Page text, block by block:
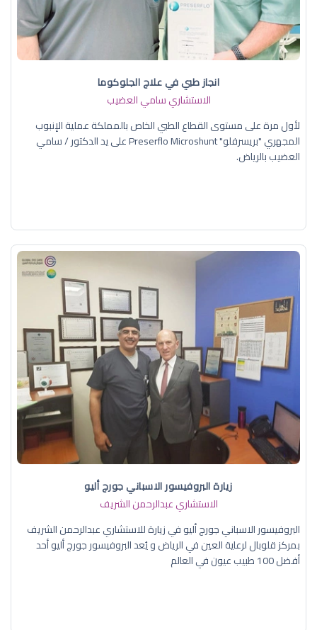
انجاز طبي في علاج الجلوكوما
الاستشاري سامي العضيب
لأول مرة على مستوى القطاع الطبي الخاص بالمملكة عملية الإنبوب
المجهري "بريسرفلو" Preserflo Microshunt على يد الدكتور / سامي
العضيب بالرياض.
زيارة البروفيسور الاسباني جورج أليو
الاستشاري عبدالرحمن الشريف
البروفيسور الاسباني جورج أليو في زيارة للاستشاري عبدالرحمن الشريف
بمركز قلوبال لرعاية العين في الرياض و يُعد البروفيسور جورج أليو أحد
أفضل 100 طبيب عيون في العالم